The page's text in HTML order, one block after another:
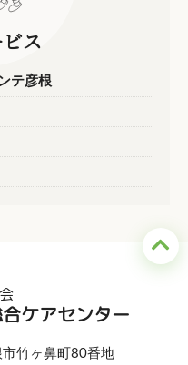
ス
テ彦根
ケアセンター
竹ヶ鼻町80番地